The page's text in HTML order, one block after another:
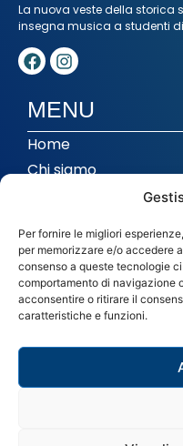
Per fornire le migliori
per memorizzare e/o accedere
consenso a queste tecnologie
comportamento di navigazione
acconsentire o ritirare il
caratteristiche e funzioni.
La nuova veste della storica
insegna musica a studenti
MENU
Home
Chi siamo
Studio di registrazione
In evidenza
0445 364102
Via Carlo del